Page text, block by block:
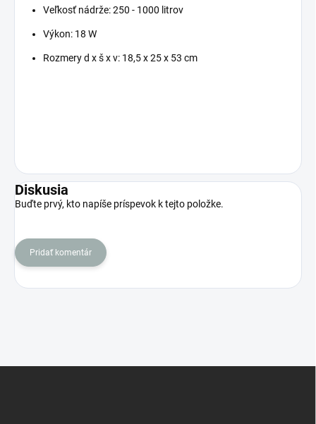
Veľkosť nádrže: 250 - 1000 litrov
Výkon: 18 W
Rozmery d x š x v: 18,5 x 25 x 53 cm
Diskusia
Buďte prvý, kto napíše príspevok k tejto položke.
Pridať komentár